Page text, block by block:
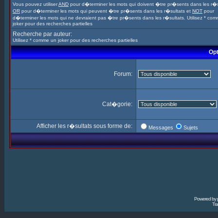
Vous pouvez utiliserAND pour d�terminer les mots qui doivent �tre pr�sents dans les
OR pour d�terminer les mots qui peuvent �tre pr�sents dans les r�sultats et NOT pour
d�terminer les mots qui ne devraient pas �tre pr�sents dans les r�sultats. Utilisez *
joker pour des recherches partielles
Recherche par auteur:
Utilisez * comme un joker pour des recherches partielles
Forum:
Cat�gorie:
Afficher les r�sultats sous forme de: Messages Sujets
Powered by